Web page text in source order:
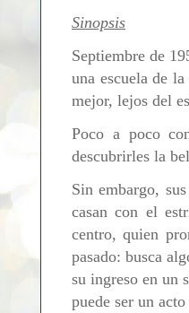
Sinopsis
Septiembre de
una escuela de
mejor, lejos del
Poco a poco
descubrirles la
Sin embargo,
casan con el
centro, quien
pasado: busca
su ingreso en un
puede ser un